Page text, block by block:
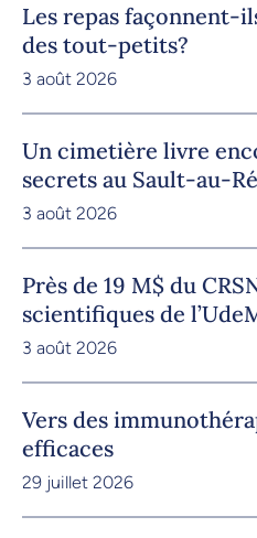
Les repas façonnent-
des tout-petits?
3 août 2026
Un cimetière livre
secrets au Sault-au-
3 août 2026
Près de 19 M$ du
scientifiques de
3 août 2026
Vers des
efficaces
29 juillet 2026